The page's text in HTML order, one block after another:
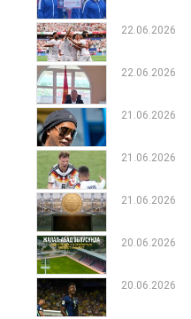
22.06.2026
22.06.2026
21.06.2026
21.06.2026
21.06.2026
20.06.2026
20.06.2026